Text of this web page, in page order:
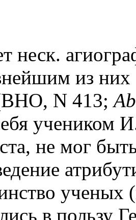
неск.
из них
N 413;
учеником
не мог
ученых
в пользу